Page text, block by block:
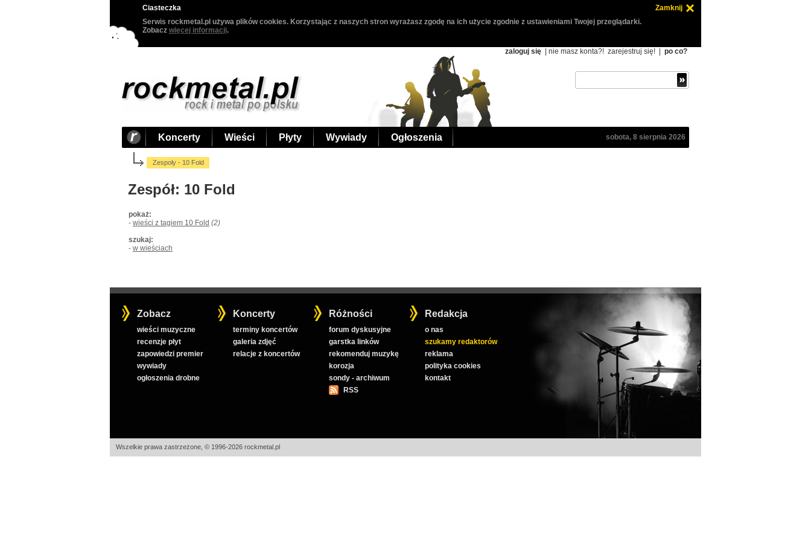
Ciasteczka
Zamknij
Serwis rockmetal.pl używa plików cookies. Korzystając z naszych stron wyrażasz zgodę na ich użycie zgodnie z ustawieniami Twojej przeglądarki.
Zobacz więcej informacji.
zaloguj się | nie masz konta?! zarejestruj się! po co?
Koncerty Wieści Płyty Wywiady Ogłoszenia sobota, 8 sierpnia 2026
Zespoły - 10 Fold
Zespół: 10 Fold
pokaż:
- wieści z tagiem 10 Fold (2)
szukaj:
- w wieściach
Zobacz
wieści muzyczne
recenzje płyt
zapowiedzi premier
wywiady
ogłoszenia drobne
Koncerty
terminy koncertów
galeria zdjęć
relacje z koncertów
Różności
forum dyskusyjne
garstka linków
rekomenduj muzykę
korozja
sondy - archiwum
RSS
Redakcja
o nas
szukamy redaktorów
reklama
polityka cookies
kontakt
Wszelkie prawa zastrzeżone, © 1996-2026 rockmetal.pl